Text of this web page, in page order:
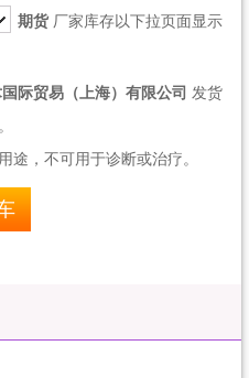
期货厂家库存以下拉页面显示
际贸易（上海）有限公司 发货
途，不可用于诊断或治疗。